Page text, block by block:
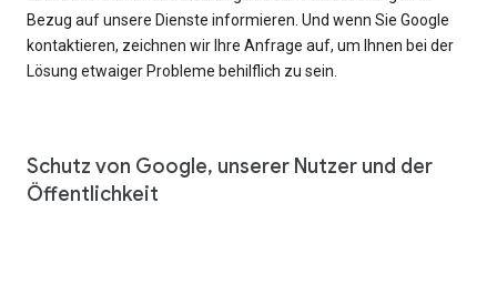
Bezug auf unsere Dienste informieren. Und wenn Sie Google
kontaktieren, zeichnen wir Ihre Anfrage auf, um Ihnen bei der
Lösung etwaiger Probleme behilflich zu sein.
Schutz von Google, unserer Nutzer und der
Öffentlichkeit